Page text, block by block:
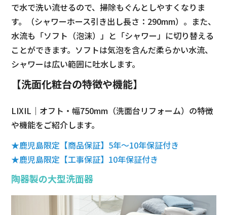
で水で洗い流せるので、掃除もぐんとしやすくなりま
す。（シャワーホース引き出し長さ：290mm）。また、
水流も「ソフト（泡沫）」と「シャワー」に切り替える
ことができます。ソフトは気泡を含んだ柔らかい水流、
シャワーは広い範囲に吐水します。
【洗面化粧台の特徴や機能】
LIXIL｜オフト・幅750mm（洗面台リフォーム）の特徴
や機能をご紹介します。
★鹿児島限定【商品保証】5年～10年保証付き
★鹿児島限定【工事保証】10年保証付き
陶器製の大型洗面器